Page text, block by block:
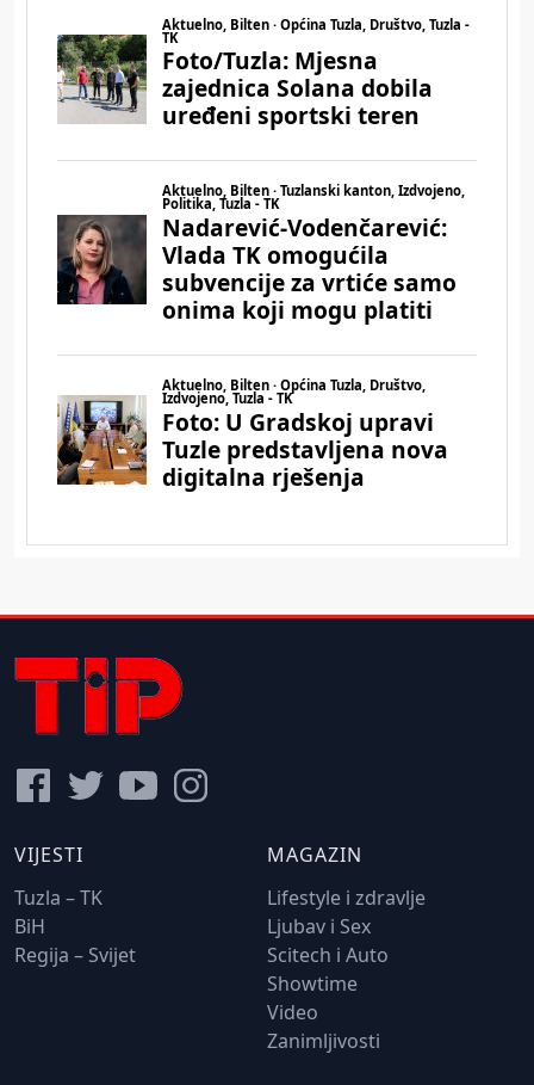
VIJESTI
Tuzla – TK
BiH
Regija – Svijet
MAGAZIN
Lifestyle i zdravlje
Ljubav i Sex
Scitech i Auto
Showtime
Video
Zanimljivosti